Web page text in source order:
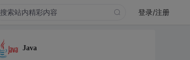
登录/注册
Java